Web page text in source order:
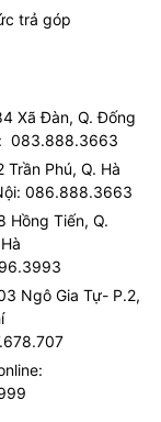
trả góp
Xã Đàn, Q. Đống
083.888.3663
Trần Phú, Q. Hà
086.888.3663
Hồng Tiến, Q.
Ngô Gia Tự- P.2,